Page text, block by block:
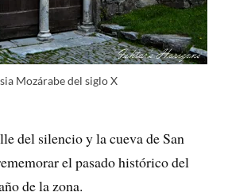
Mozárabe del siglo X
del silencio y la cueva de San
el pasado histórico del
de la zona.